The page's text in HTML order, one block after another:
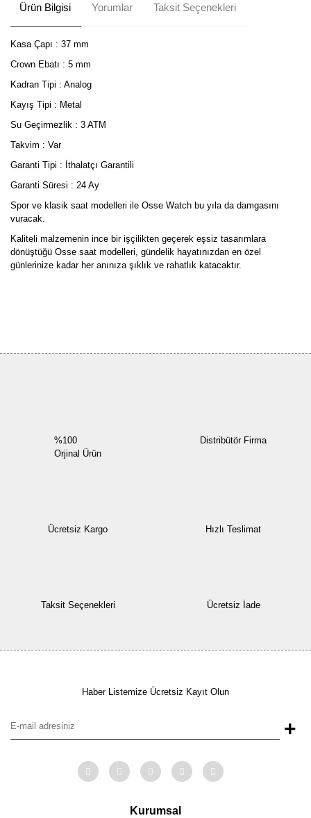
Ürün Bilgisi Yorumlar Taksit Seçenekleri
Kasa Çapı : 37 mm
Crown Ebatı : 5 mm
Kadran Tipi : Analog
Kayış Tipi : Metal
Su Geçirmezlik : 3 ATM
Takvim : Var
Garanti Tipi : İthalatçı Garantili
Garanti Süresi : 24 Ay
Spor ve klasik saat modelleri ile Osse Watch bu yıla da damgasını
vuracak.
Kaliteli malzemenin ince bir işçilikten geçerek eşsiz tasarımlara
dönüştüğü Osse saat modelleri, gündelik hayatınızdan en özel
günlerinize kadar her anınıza şıklık ve rahatlık katacaktır.
%100
Orjinal Ürün
Distribütör Firma
Ücretsiz Kargo Hızlı Teslimat
Taksit Seçenekleri Ücretsiz İade
Haber Listemize Ücretsiz Kayıt Olun
+
Kurumsal